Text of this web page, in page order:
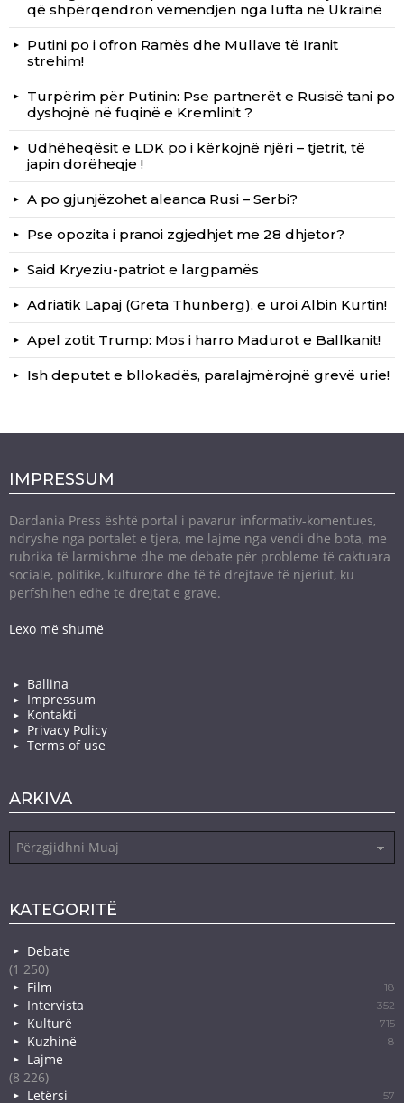
që shpërqendron vëmendjen nga lufta në Ukrainë
Putini po i ofron Ramës dhe Mullave të Iranit
strehim!
Turpërim për Putinin: Pse partnerët e Rusisë tani po
dyshojnë në fuqinë e Kremlinit ?
Udhëheqësit e LDK po i kërkojnë njëri – tjetrit, të
japin dorëheqje !
A po gjunjëzohet aleanca Rusi – Serbi?
Pse opozita i pranoi zgjedhjet me 28 dhjetor?
Said Kryeziu-patriot e largpamës
Adriatik Lapaj (Greta Thunberg), e uroi Albin Kurtin!
Apel zotit Trump: Mos i harro Madurot e Ballkanit!
Ish deputet e bllokadës, paralajmërojnë grevë urie!
IMPRESSUM
Dardania Press është portal i pavarur informativ-komentues,
ndryshe nga portalet e tjera, me lajme nga vendi dhe bota, me
rubrika të larmishme dhe me debate për probleme të caktuara
sociale, politike, kulturore dhe të të drejtave të njeriut, ku
përfshihen edhe të drejtat e grave.
Lexo më shumë
Ballina
Impressum
Kontakti
Privacy Policy
Terms of use
ARKIVA
KATEGORITË
Debate
(1 250)
Film
18
Intervista 352
Kulturë 715
Kuzhinë 8
Lajme
(8 226)
Letërsi
57